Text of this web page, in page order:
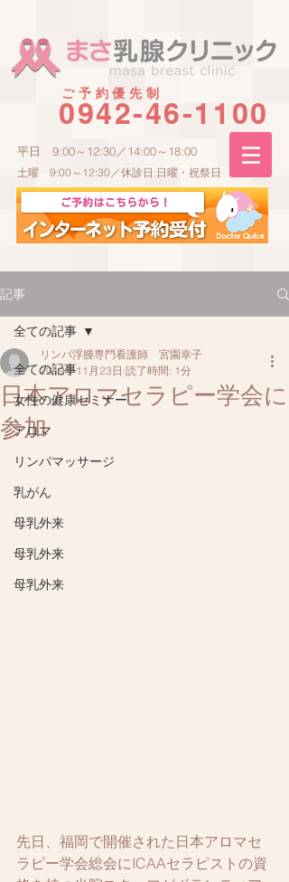
0942-46-1100
ご予約優先制
平日 9:00～12:30／14:00～18:00
土曜 9:00～12:30／休診日:日曜・祝祭日
記事
全ての記事
女性の健康セミナー
アロマ
リンパマッサージ
乳がん
母乳外来
母乳外来
母乳外来
全ての記事
日本アロマセラピー学会に
参加
リンパ浮腫専門看護師 宮園幸子
2019年11月23日 読了時間: 1分
先日、福岡で開催された日本アロマセ
ラピー学会総会にICAAセラピストの資